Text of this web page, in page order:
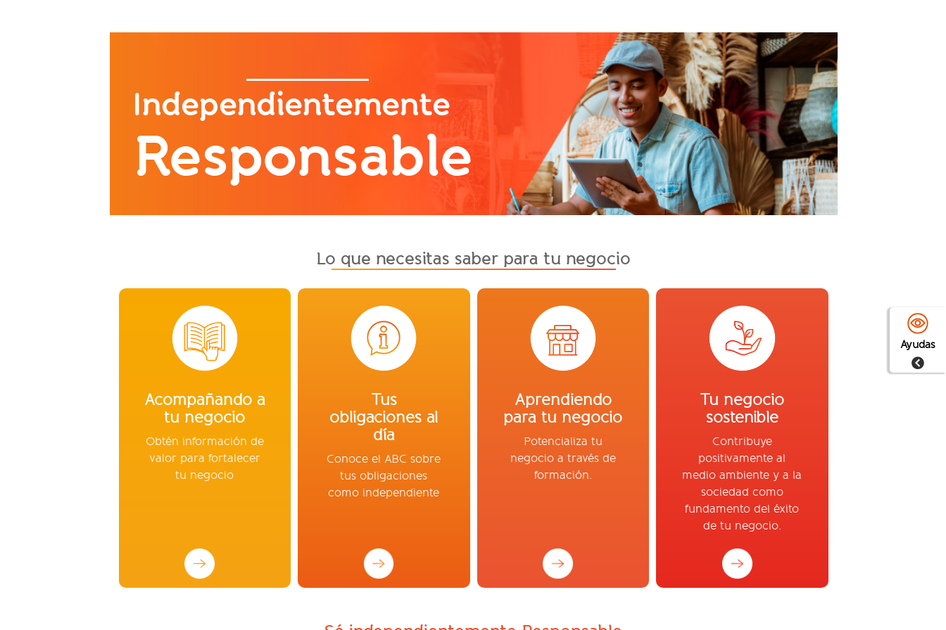
Ayudas
Independientemente
Responsable
Lo que necesitas saber para tu negocio
Acompañando a
tu negocio
Obtén información de
valor para fortalecer
tu negocio
Tus
obligaciones al
día
Conoce el ABC sobre
tus obligaciones
como independiente
Aprendiendo
para tu negocio
Potencializa tu
negocio a través de
formación.
Tu negocio
sostenible
Contribuye
positivamente al
medio ambiente y a la
sociedad como
fundamento del éxito
de tu negocio.